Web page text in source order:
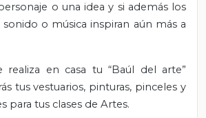
o una idea y si además los
o música inspiran aún más a
en casa tu “Baúl del arte”
tus vestuarios, pinturas, pinceles y
para tus clases de Artes.